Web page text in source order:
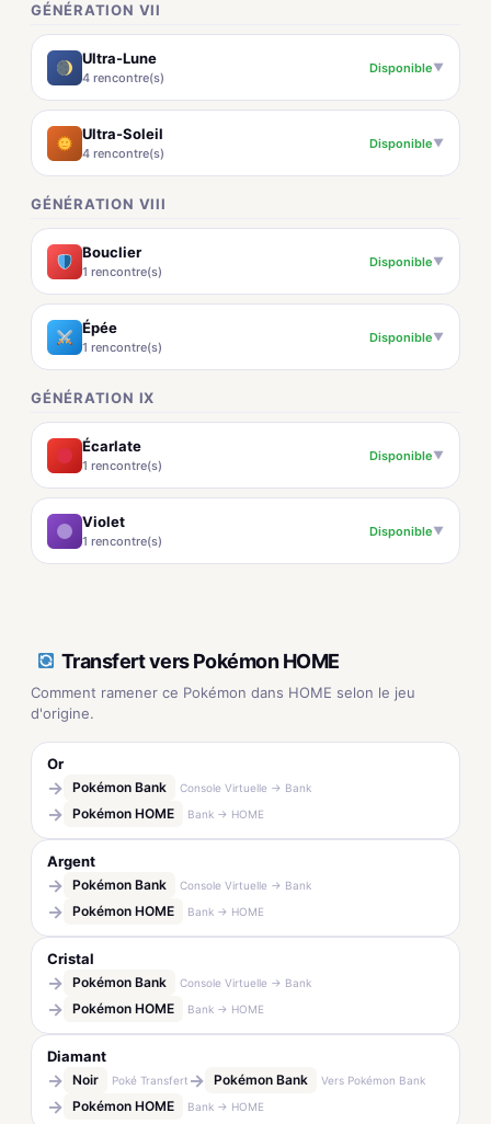
GÉNÉRATION VII
Ultra-Lune
4 rencontre(s)
Disponible▼
Ultra-Soleil
4 rencontre(s)
Disponible▼
GÉNÉRATION VIII
Bouclier
1 rencontre(s)
Disponible▼
Épée
1 rencontre(s)
Disponible▼
GÉNÉRATION IX
Écarlate
1 rencontre(s)
Disponible▼
Violet
1 rencontre(s)
Disponible▼
Transfert vers Pokémon HOME
Comment ramener ce Pokémon dans HOME selon le jeu
d'origine.
Or
→ Pokémon Bank Console Virtuelle → Bank
→ Pokémon HOME Bank → HOME
Argent
→ Pokémon Bank Console Virtuelle → Bank
→ Pokémon HOME Bank → HOME
Cristal
→ Pokémon Bank Console Virtuelle → Bank
→ Pokémon HOME Bank → HOME
Diamant
→ Noir Poké Transfert → Pokémon Bank Vers Pokémon Bank
→ Pokémon HOME Bank → HOME